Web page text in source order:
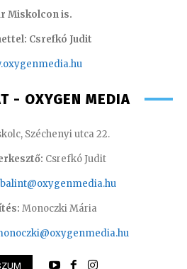
Miskolcon is.
Csrefkó Judit
nmedia.hu
- OXYGEN MEDIA
Széchenyi utca 22.
Csrefkó Judit
Monoczki Mária